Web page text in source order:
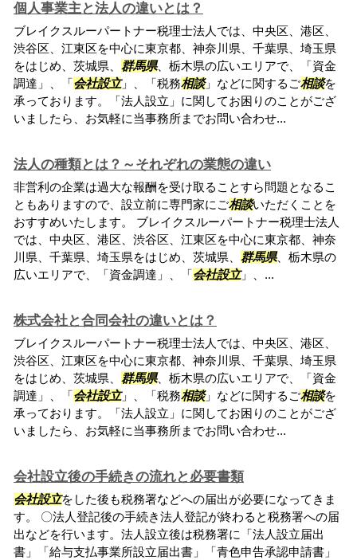
個人事業主と法人の違いとは？
ブレイクスルーパートナー税理士法人では、中央区、港区、
渋谷区、江東区を中心に東京都、神奈川県、千葉県、埼玉県
をはじめ、茨城県、 群馬県、栃木県の広いエリアで、「資金
調達」、「会社設立」、「税務相談」などに関するご相談を
承っております。「法人設立」に関してお困りのことがござ
いましたら、お気軽に当事務所までお問い合わせ...
法人の種類とは？～それぞれの業態の違い
非営利の企業は過大な報酬を受け取ることすら問題となるこ
ともありますので、設立前に専門家にご相談いただくことを
おすすめいたします。 ブレイクスルーパートナー税理士法人
では、中央区、港区、渋谷区、江東区を中心に東京都、神奈
川県、千葉県、埼玉県をはじめ、茨城県、 群馬県、栃木県の
広いエリアで、「資金調達」、「会社設立」、...
株式会社と合同会社の違いとは？
ブレイクスルーパートナー税理士法人では、中央区、港区、
渋谷区、江東区を中心に東京都、神奈川県、千葉県、埼玉県
をはじめ、茨城県、 群馬県、栃木県の広いエリアで、「資金
調達」、「会社設立」、「税務相談」などに関するご相談を
承っております。「法人設立」に関してお困りのことがござ
いましたら、お気軽に当事務所までお問い合わせ...
会社設立後の手続きの流れと必要書類
会社設立をした後も税務署などへの届出が必要になってきま
す。 〇法人登記後の手続き法人登記が終わると税務署への届
出などを行います。法人設立後は税務署に「法人設立届出
書」「給与支払事業所設立届出書」「青色申告承認申請書」